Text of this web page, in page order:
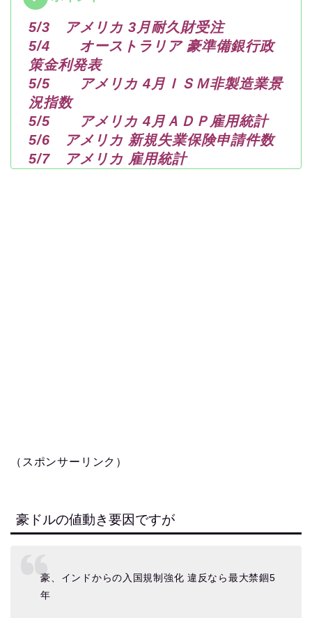
5/3 アメリカ 3月耐久財受注
5/4 オーストラリア 豪準備銀行政
策金利発表
5/5 アメリカ 4月ＩＳＭ非製造業景
況指数
5/5 アメリカ 4月ＡＤＰ雇用統計
5/6 アメリカ 新規失業保険申請件数
5/7 アメリカ 雇用統計
（スポンサーリンク）
豪ドルの値動き要因ですが
豪、インドからの入国規制強化 違反なら最大禁錮5
年